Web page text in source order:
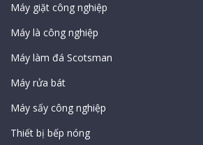
Máy giặt công nghiệp
Máy là công nghiệp
Máy làm đá Scotsman
Máy rửa bát
Máy sấy công nghiệp
Thiết bị bếp nóng